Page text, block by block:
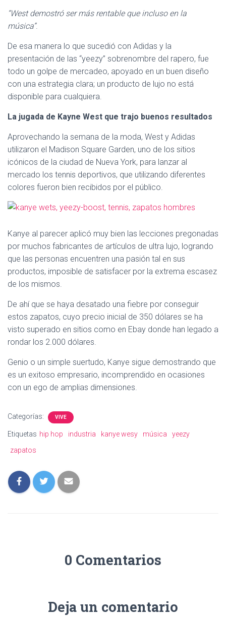
“West demostró ser más rentable que incluso en la
música”.
De esa manera lo que sucedió con Adidas y la
presentación de las “yeezy” sobrenombre del rapero, fue
todo un golpe de mercadeo, apoyado en un buen diseño
con una estrategia clara; un producto de lujo no está
disponible para cualquiera.
La jugada de Kayne West que trajo buenos resultados
Aprovechando la semana de la moda, West y Adidas
utilizaron el Madison Square Garden, uno de los sitios
icónicos de la ciudad de Nueva York, para lanzar al
mercado los tennis deportivos, que utilizando diferentes
colores fueron bien recibidos por el público.
Kanye al parecer aplicó muy bien las lecciones pregonadas
por muchos fabricantes de artículos de ultra lujo, logrando
que las personas encuentren una pasión tal en sus
productos, imposible de satisfacer por la extrema escasez
de los mismos.
De ahí que se haya desatado una fiebre por conseguir
estos zapatos, cuyo precio inicial de 350 dólares se ha
visto superado en sitios como en Ebay donde han legado a
rondar los 2.000 dólares.
Genio o un simple suertudo, Kanye sigue demostrando que
es un exitoso empresario, incomprendido en ocasiones
con un ego de amplias dimensiones.
Categorías: VIVE
Etiquetas hip hop industria kanye wesy música
yeezy
zapatos
0 Comentarios
Deja un comentario